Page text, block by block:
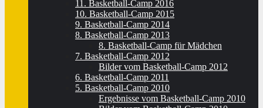
11. Basketball-Camp 2016
10. Basketball-Camp 2015
9. Basketball-Camp 2014
8. Basketball-Camp 2013
8. Basketball-Camp für Mädchen
7. Basketball-Camp 2012
Bilder vom Basketball-Camp 2012
6. Basketball-Camp 2011
5. Basketball-Camp 2010
Ergebnisse vom Basketball-Camp 2010